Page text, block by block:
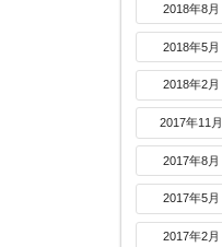
2018年8月
2018年5月
2018年2月
2017年11月
2017年8月
2017年5月
2017年2月